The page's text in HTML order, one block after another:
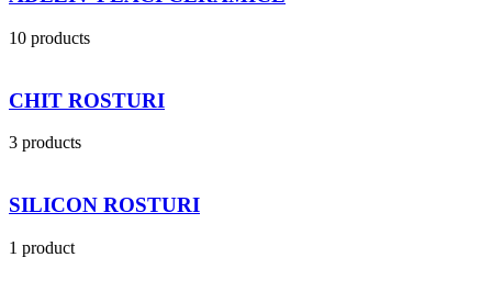
10 products
CHIT ROSTURI
3 products
SILICON ROSTURI
1 product